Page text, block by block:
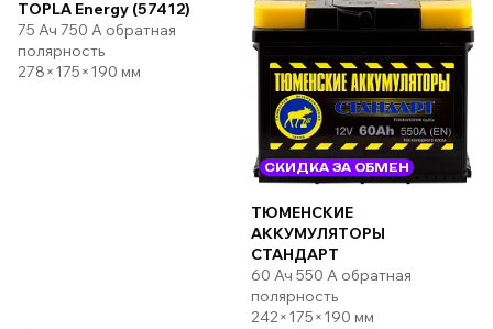
TOPLA Energy (57412)
75 Ач 750 А обратная
полярность
278×175×190 мм
СКИДКА ЗА ОБМЕН
ТЮМЕНСКИЕ
АККУМУЛЯТОРЫ
СТАНДАРТ
60 Ач 550 А обратная
полярность
242×175×190 мм